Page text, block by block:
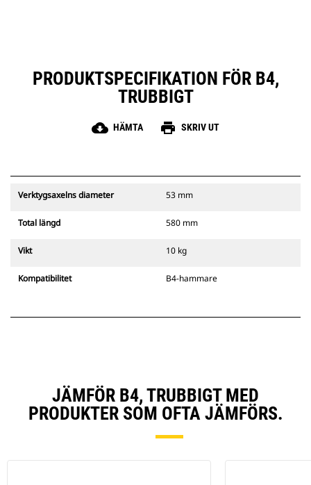
PRODUKTSPECIFIKATION FÖR B4,
TRUBBIGT
cloud_download HÄMTA print SKRIV UT
Verktygsaxelns diameter 53 mm
Total längd 580 mm
Vikt 10 kg
Kompatibilitet B4-hammare
JÄMFÖR B4, TRUBBIGT MED
PRODUKTER SOM OFTA JÄMFÖRS.